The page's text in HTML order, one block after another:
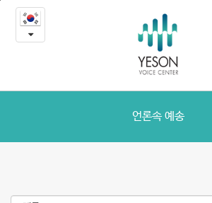
언
론
예
언론속 예송